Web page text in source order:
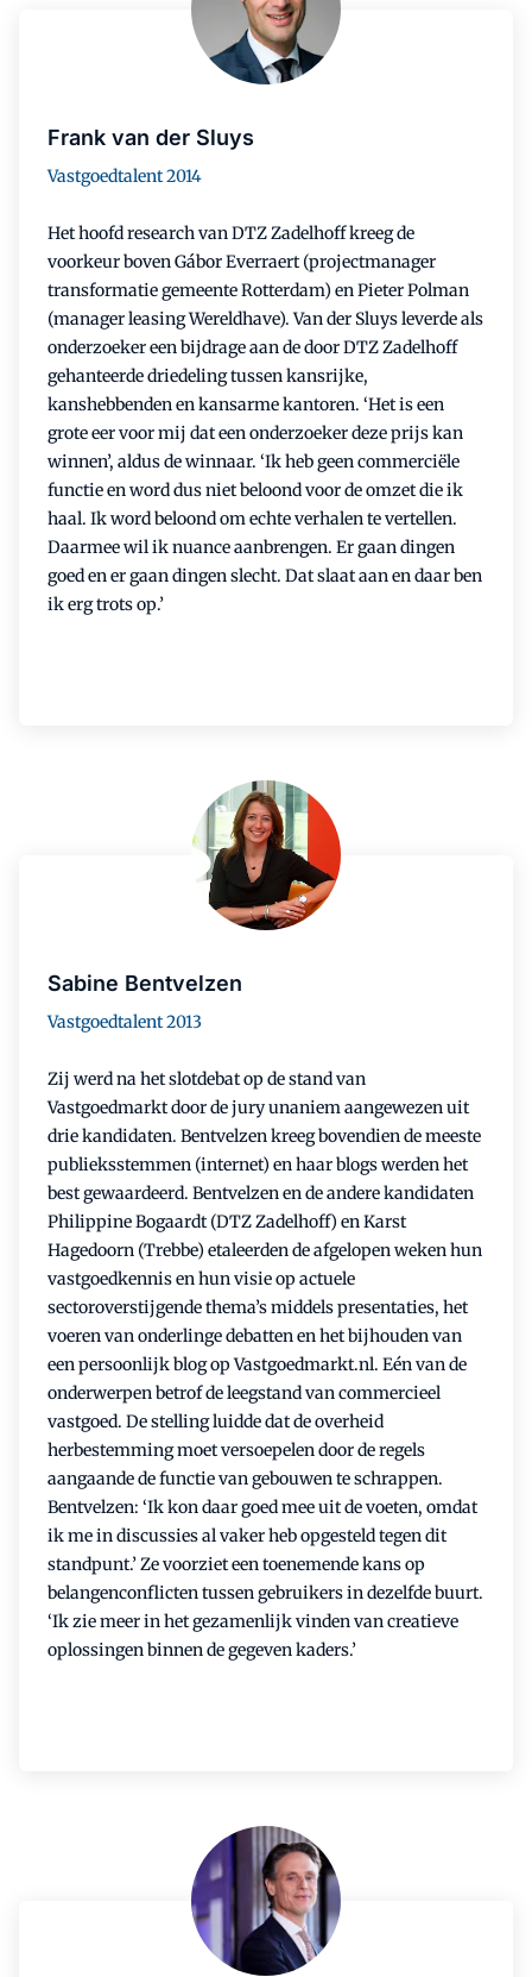
Frank van der Sluys
Vastgoedtalent 2014
Het hoofd research van DTZ Zadelhoff kreeg de
voorkeur boven Gábor Everraert (projectmanager
transformatie gemeente Rotterdam) en Pieter Polman
(manager leasing Wereldhave). Van der Sluys leverde als
onderzoeker een bijdrage aan de door DTZ Zadelhoff
gehanteerde driedeling tussen kansrijke,
kanshebbenden en kansarme kantoren. ‘Het is een
grote eer voor mij dat een onderzoeker deze prijs kan
winnen’, aldus de winnaar. ‘Ik heb geen commerciële
functie en word dus niet beloond voor de omzet die ik
haal. Ik word beloond om echte verhalen te vertellen.
Daarmee wil ik nuance aanbrengen. Er gaan dingen
goed en er gaan dingen slecht. Dat slaat aan en daar ben
ik erg trots op.’
Sabine Bentvelzen
Vastgoedtalent 2013
Zij werd na het slotdebat op de stand van
Vastgoedmarkt door de jury unaniem aangewezen uit
drie kandidaten. Bentvelzen kreeg bovendien de meeste
publieksstemmen (internet) en haar blogs werden het
best gewaardeerd. Bentvelzen en de andere kandidaten
Philippine Bogaardt (DTZ Zadelhoff) en Karst
Hagedoorn (Trebbe) etaleerden de afgelopen weken hun
vastgoedkennis en hun visie op actuele
sectoroverstijgende thema’s middels presentaties, het
voeren van onderlinge debatten en het bijhouden van
een persoonlijk blog op Vastgoedmarkt.nl. Eén van de
onderwerpen betrof de leegstand van commercieel
vastgoed. De stelling luidde dat de overheid
herbestemming moet versoepelen door de regels
aangaande de functie van gebouwen te schrappen.
Bentvelzen: ‘Ik kon daar goed mee uit de voeten, omdat
ik me in discussies al vaker heb opgesteld tegen dit
standpunt.’ Ze voorziet een toenemende kans op
belangenconflicten tussen gebruikers in dezelfde buurt.
‘Ik zie meer in het gezamenlijk vinden van creatieve
oplossingen binnen de gegeven kaders.’